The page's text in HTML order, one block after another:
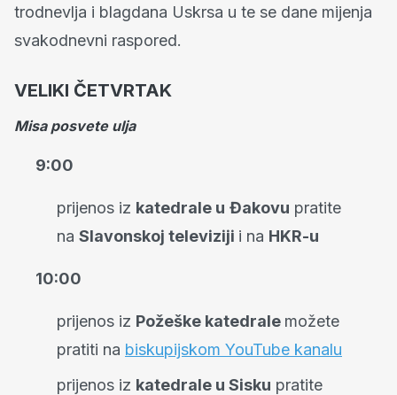
trodnevlja i blagdana Uskrsa u te se dane mijenja
svakodnevni raspored.
VELIKI ČETVRTAK
Misa posvete ulja
9:00
prijenos iz katedrale u Đakovu pratite
na Slavonskoj televiziji i na HKR-u
10:00
prijenos iz Požeške katedrale možete
pratiti na biskupijskom YouTube kanalu
prijenos iz katedrale u Sisku pratite